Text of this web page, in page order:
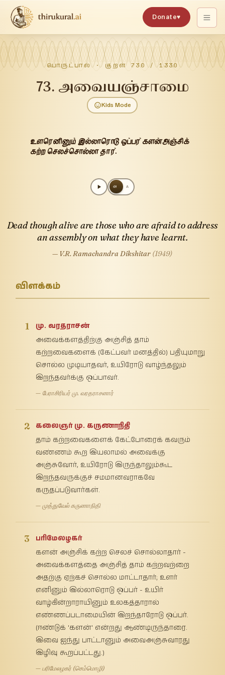
Donate♥
பொருட்பால்· குறள்730 /1330
73.அவையஞ்சாமை
Kids Mode
உளரெனினும் இல்லாரொடு ஒப்பர் களன்அஞ்சிக்
கற்ற செலச்சொல்லா தார்.
அ A
Dead though alive are those who are afraid to address
an assembly on what they have learnt.
— V.R. Ramachandra Dikshitar (1949)
விளக்கம்
1
மு. வரதராசன்
அவைக்களத்திற்கு அஞ்சித் தாம்
கற்றவைகளைக் (கேட்பவர் மனத்தில்) பதியுமாறு
சொல்ல முடியாதவர், உயிரோடு வாழ்ந்தலும்
இறந்தவர்க்கு ஒப்பாவர்.
— பேராசிரியர் மு. வரதராசனார்
2
கலைஞர் மு. கருணாநிதி
தாம் கற்றவைகளைக் கேட்போரைக் கவரும்
வண்ணம் கூற இயலாமல் அவைக்கு
அஞ்சுவோர், உயிரோடு இருந்தாலும்கூட
இறந்தவருக்குச் சமமானவராகவே
கருதப்படுவார்கள்.
— முத்துவேல் கருணாநிதி
3
பரிமேலழகர்
களன் அஞ்சிக் கற்ற செலச் சொல்லாதார் -
அவைக்களத்தை அஞ்சித் தாம் கற்றவற்றை
அதற்கு ஏற்கச் சொல்ல மாட்டாதார்; உளர்
எனினும் இல்லாரொடு ஒப்பர் - உயிர்
வாழ்கின்றாராயினும் உலகத்தாரால்
எண்ணப்படாமையின் இறந்தாரோடு ஒப்பர்.
(ஈண்டுக் 'களன்' என்றது ஆண்டிருந்தாரை.
இவை ஐந்து பாட்டானும் அவைஅஞ்சுவாரது
இழிவு கூறப்பட்டது.)
— பரிமேலழகர் (செம்மொழி)